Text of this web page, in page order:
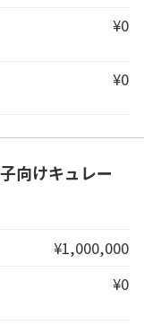
¥0
¥0
向けキュレー
¥1,000,000
¥0